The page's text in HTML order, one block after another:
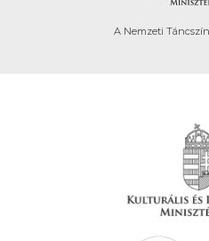
A Nemzeti